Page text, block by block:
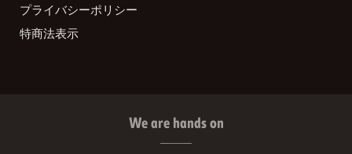
プライバシーポリシー
特商法表示
We are hands on